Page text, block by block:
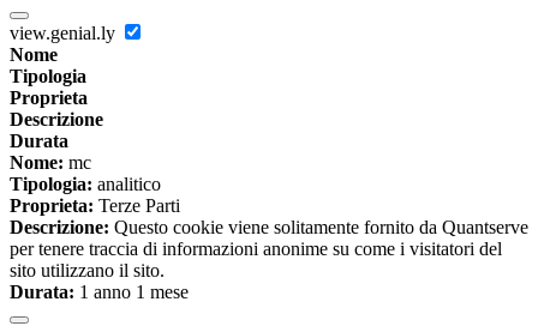
view.genial.ly
Nome
Tipologia
Proprieta
Descrizione
Durata
Nome: mc
Tipologia: analitico
Proprieta: Terze Parti
Descrizione: Questo cookie viene solitamente fornito da Quantserve
per tenere traccia di informazioni anonime su come i visitatori del
sito utilizzano il sito.
Durata: 1 anno 1 mese